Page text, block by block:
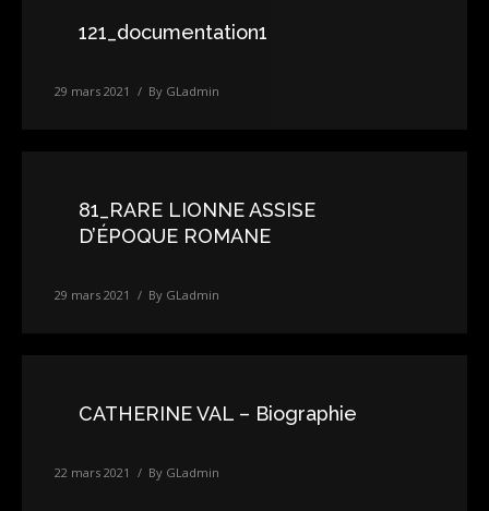
121_documentation1
29 mars 2021 By GLadmin
81_RARE LIONNE ASSISE
D’ÉPOQUE ROMANE
29 mars 2021 By GLadmin
CATHERINE VAL – Biographie
22 mars 2021 By GLadmin